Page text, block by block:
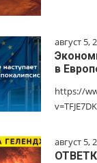
август 5,
в
https://
август 5,